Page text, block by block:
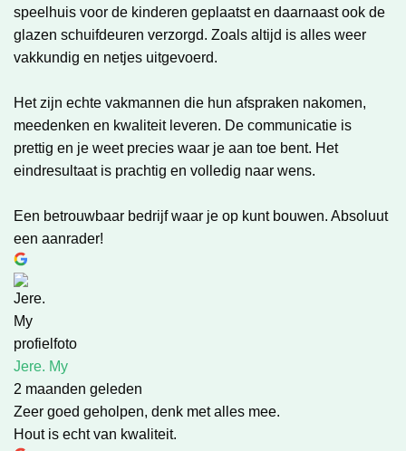
speelhuis voor de kinderen geplaatst en daarnaast ook de
glazen schuifdeuren verzorgd. Zoals altijd is alles weer
vakkundig en netjes uitgevoerd.
Het zijn echte vakmannen die hun afspraken nakomen,
meedenken en kwaliteit leveren. De communicatie is
prettig en je weet precies waar je aan toe bent. Het
eindresultaat is prachtig en volledig naar wens.
Een betrouwbaar bedrijf waar je op kunt bouwen. Absoluut
een aanrader!
Jere. My
2 maanden geleden
Zeer goed geholpen, denk met alles mee.
Hout is echt van kwaliteit.